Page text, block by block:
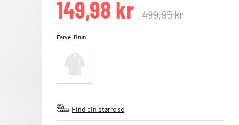
149,98 kr 499,95 kr
Farve: Brun
Find din størrelse